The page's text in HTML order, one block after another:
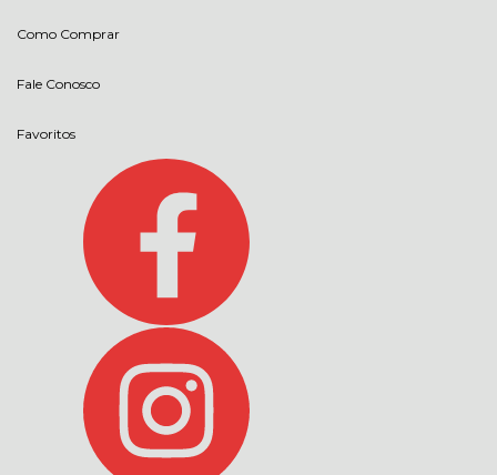
Como Comprar
Fale Conosco
Favoritos